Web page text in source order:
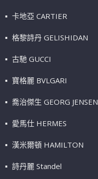
卡地亞 CARTIER
格黎詩丹 GELISHIDAN
古馳 GUCCI
寶格麗 BVLGARI
喬治傑生 GEORG JENSEN
愛馬仕 HERMES
漢米爾頓 HAMILTON
詩丹麗 Standel